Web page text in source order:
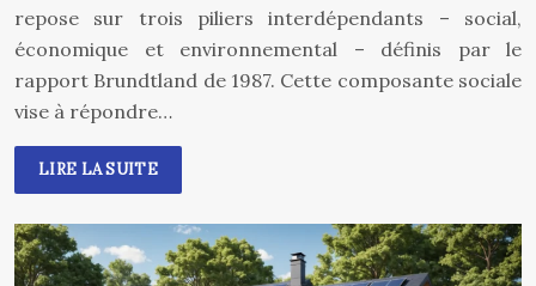
repose sur trois piliers interdépendants – social,
économique et environnemental – définis par le
rapport Brundtland de 1987. Cette composante sociale
vise à répondre…
LIRE LA SUITE